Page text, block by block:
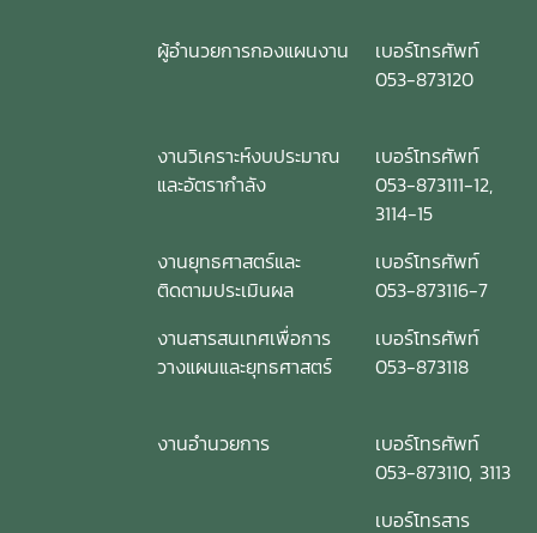
ผู้อำนวยการกองแผนงาน
เบอร์โทรศัพท์
053-873120
งานวิเคราะห์งบประมาณ
และอัตรากำลัง
เบอร์โทรศัพท์
053-873111-12,
3114-15
งานยุทธศาสตร์และ
ติดตามประเมินผล
เบอร์โทรศัพท์
053-873116-7
งานสารสนเทศเพื่อการ
วางแผนและยุทธศาสตร์
เบอร์โทรศัพท์
053-873118
งานอำนวยการ
เบอร์โทรศัพท์
053-873110, 3113
เบอร์โทรสาร